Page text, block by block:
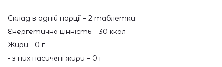
Склад в одній порції – 2 таблетки:
Енергетична цінність – 30 ккал
Жири - 0 г
- з них насичені жири – 0 г